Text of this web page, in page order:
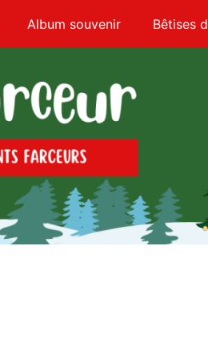
Album souvenir Bêtises